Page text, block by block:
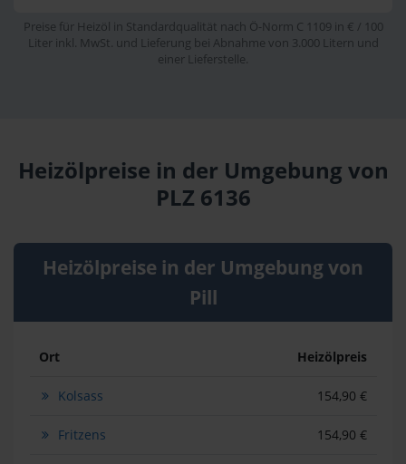
Preise für Heizöl in Standardqualität nach Ö-Norm C 1109 in € / 100
Liter inkl. MwSt. und Lieferung bei Abnahme von 3.000 Litern und
einer Lieferstelle.
Heizölpreise in der Umgebung von
PLZ 6136
Heizölpreise in der Umgebung von
Pill
Ort Heizölpreis
Kolsass 154,90 €
Fritzens 154,90 €